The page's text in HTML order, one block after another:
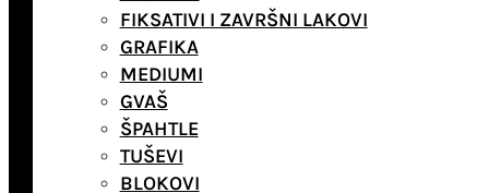
FIKSATIVI I ZAVRŠNI LAKOVI
GRAFIKA
MEDIUMI
GVAŠ
ŠPAHTLE
TUŠEVI
BLOKOVI